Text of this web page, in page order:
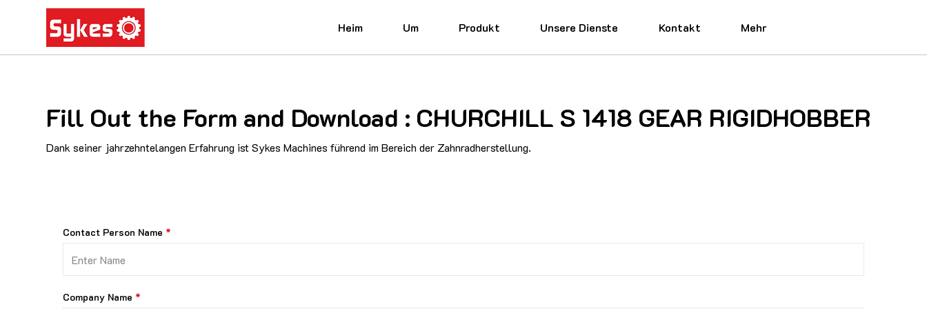
Heim Um Produkt Unsere Dienste Kontakt Mehr
Fill Out the Form and Download : CHURCHILL S 1418 GEAR RIGIDHOBBER
Dank seiner jahrzehntelangen Erfahrung ist Sykes Machines führend im Bereich der Zahnradherstellung.
Contact Person Name
Company Name